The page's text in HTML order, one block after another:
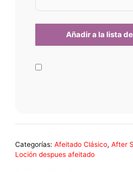
Categorías: Afeitado Clásico, After
Loción despues afeitado